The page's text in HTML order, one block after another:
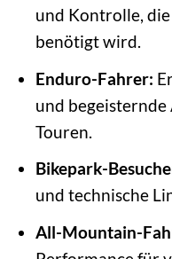
und Kontrolle,
benötigt wird.
Enduro-Fahrer:
und
Touren.
Bikepark-
und technische
All-Mountain-